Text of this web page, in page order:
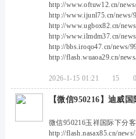
http://www.oftuw12.cn/
http://www.ijunl75.cn/news/
http://www.ugbox82.cn/
http://www.ilmdm37.cn/
http://bbs.iroqo47.cn/news/
http://flash.wuaoa29.cn/
2026-1-15 01:21 15 0
【微信950216】迪威
微信950216玉祥国际下分
http://flash.nasax85.cn/